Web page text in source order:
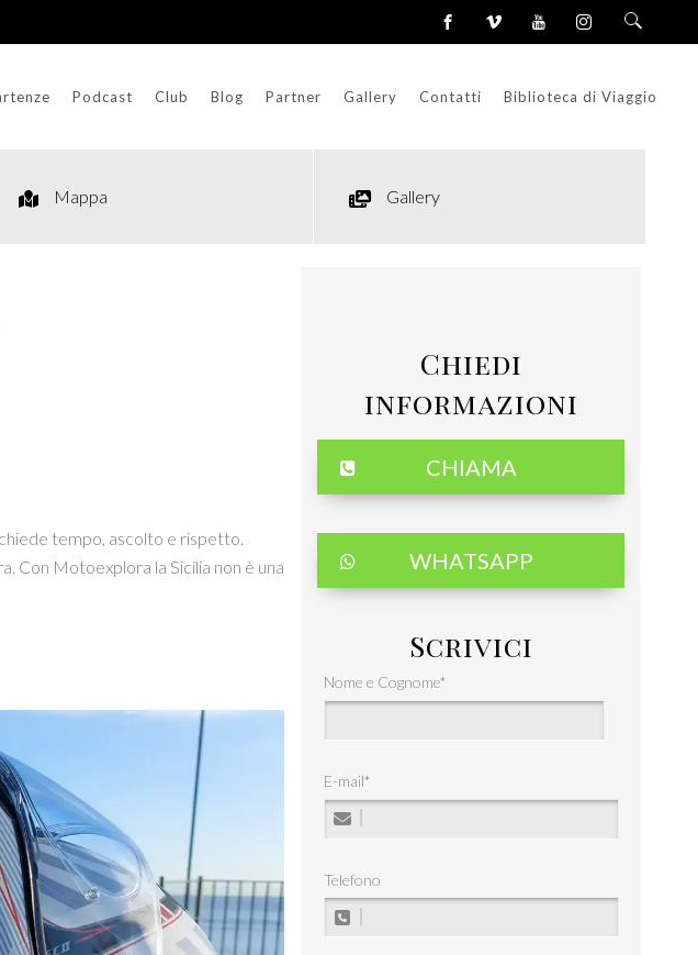
Podcast Club Blog Partner Gallery Contatti Biblioteca di Viaggio
Mappa Gallery
tempo, ascolto e rispetto.
Con Motoexplora la Sicilia non è una
Chiedi
informazioni
CHIAMA
WHATSAPP
Scrivici
Nome e Cognome*
E-mail*
Telefono